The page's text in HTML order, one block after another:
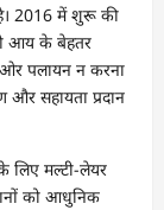
2016 में शुरू की
आय के बेहतर
पलायन न करना
और सहायता प्रदान
लिए मल्टी-लेयर
को आधुनिक